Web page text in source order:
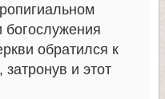
обратился к
и этот